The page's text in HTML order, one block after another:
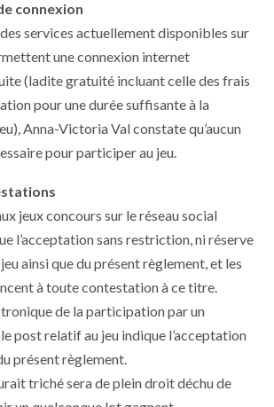
connexion
services actuellement disponibles sur
une connexion internet
(ladite gratuité incluant celle des frais
pour une durée suffisante à la
Anna-Victoria Val constate qu’aucun
pour participer au jeu.
jeux concours sur le réseau social
l’acceptation sans restriction, ni réserve
ainsi que du présent règlement, et les
à toute contestation à ce titre.
de la participation par un
post relatif au jeu indique l’acceptation
présent règlement.
triché sera de plein droit déchu de